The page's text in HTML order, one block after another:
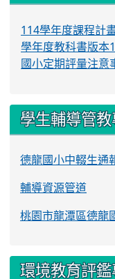
114學年度課程計
學年度教科書版本
國小定期評量注意
學生輔導管
德龍國小中輟生通
輔導資源管道
桃園市龍潭區德龍
環境教育評